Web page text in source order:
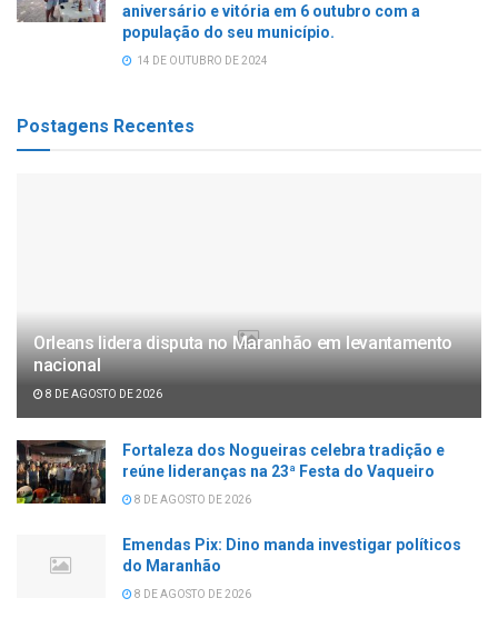
aniversário e vitória em 6 outubro com a
população do seu município.
14 DE OUTUBRO DE 2024
Postagens Recentes
Orleans lidera disputa no Maranhão em levantamento
nacional
8 DE AGOSTO DE 2026
Fortaleza dos Nogueiras celebra tradição e
reúne lideranças na 23ª Festa do Vaqueiro
8 DE AGOSTO DE 2026
Emendas Pix: Dino manda investigar políticos
do Maranhão
8 DE AGOSTO DE 2026